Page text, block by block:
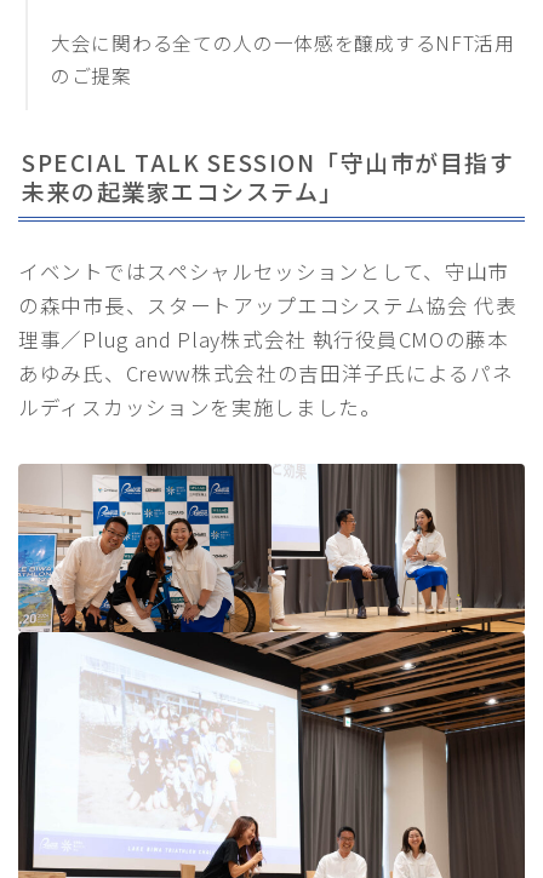
大会に関わる全ての人の一体感を醸成するNFT活用
のご提案
SPECIAL TALK SESSION「守山市が目指す
未来の起業家エコシステム」
イベントではスペシャルセッションとして、守山市
の森中市長、スタートアップエコシステム協会 代表
理事／Plug and Play株式会社 執行役員CMOの藤本
あゆみ氏、Creww株式会社の吉田洋子氏によるパネ
ルディスカッションを実施しました。